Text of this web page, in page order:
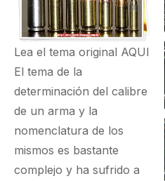
Lea el tema original AQUI
El tema de la
determinación del calibre
de un arma y la
nomenclatura de los
mismos es bastante
complejo y ha sufrido a